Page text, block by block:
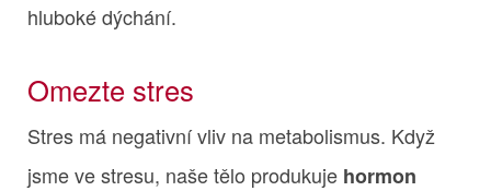
hluboké dýchání.
Omezte stres
Stres má negativní vliv na metabolismus. Když
jsme ve stresu, naše tělo produkuje hormon